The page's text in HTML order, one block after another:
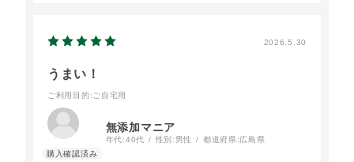
2026.5.30
うまい！
ご利用目的 :ご自宅用
無添加マニア
年代:40代 性別: 男性 都道府県:広島県